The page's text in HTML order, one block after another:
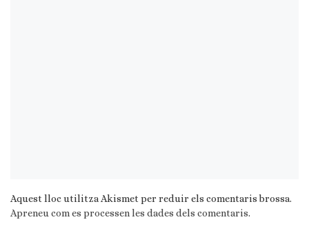
Aquest lloc utilitza Akismet per reduir els comentaris brossa.
Apreneu com es processen les dades dels comentaris.